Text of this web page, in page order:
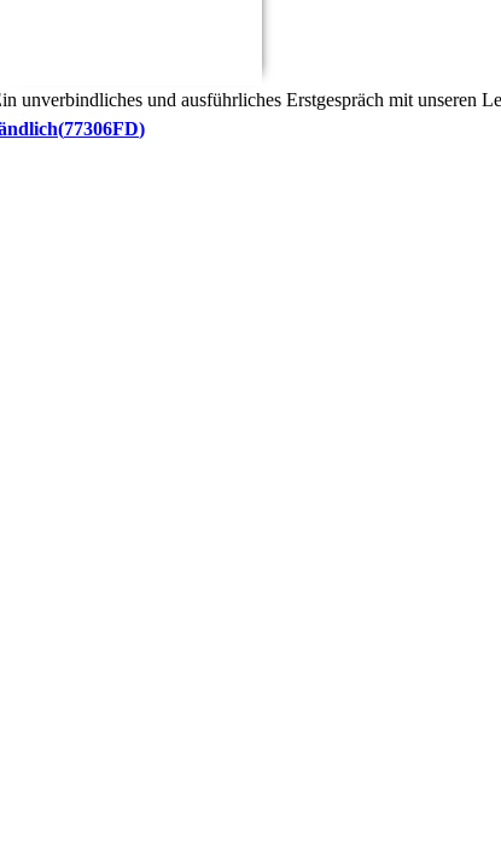
unverbindliches und ausführliches Erstgespräch mit unseren
77306FD